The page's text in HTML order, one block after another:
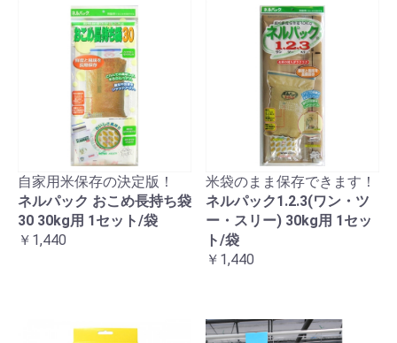
自家用米保存の決定版！
ネルパック おこめ長持ち袋
30 30kg用 1セット/袋
￥1,440
米袋のまま保存できます！
ネルパック1.2.3(ワン・ツ
ー・スリー) 30kg用 1セッ
ト/袋
￥1,440